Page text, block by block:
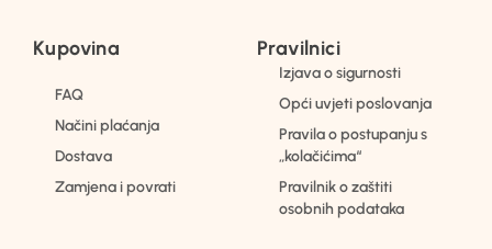
Kupovina
FAQ
Načini plaćanja
Dostava
Zamjena i povrati
Pravilnici
Izjava o sigurnosti
Opći uvjeti poslovanja
Pravila o postupanju s
„kolačićima“
Pravilnik o zaštiti
osobnih podataka